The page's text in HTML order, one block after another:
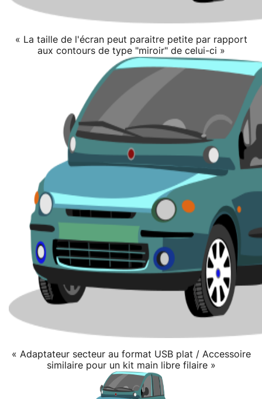
« La taille de l'écran peut paraitre petite par rapport
aux contours de type "miroir" de celui-ci »
« Adaptateur secteur au format USB plat / Accessoire
similaire pour un kit main libre filaire »